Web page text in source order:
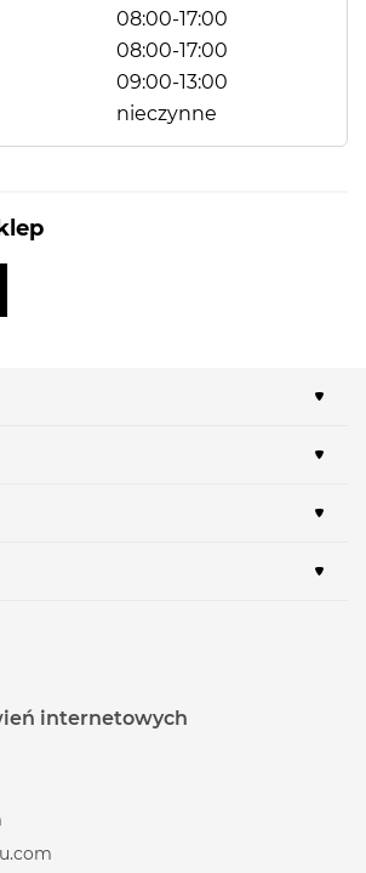
08:00-17:00
08:00-17:00
09:00-13:00
nieczynne
internetowych